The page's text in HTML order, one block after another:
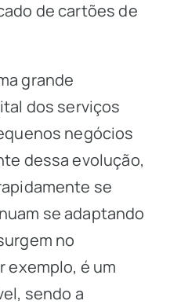
de cartões de
grande
dos serviços
negócios
dessa evolução,
se
se adaptando
no
exemplo, é um
sendo a